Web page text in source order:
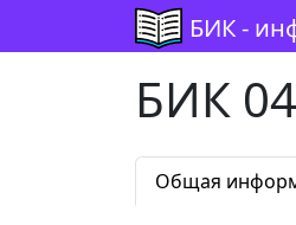
БИК -
БИК
Общая